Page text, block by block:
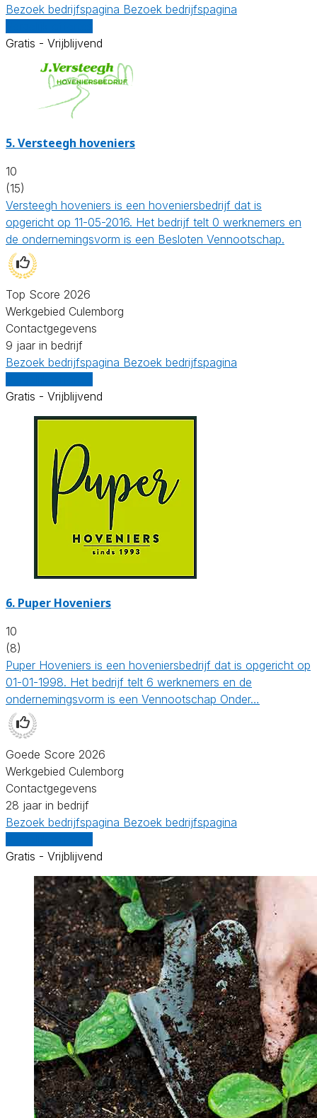
Bezoek bedrijfspagina Bezoek bedrijfspagina
Gratis - Vrijblijvend
5.Versteegh hoveniers
10
(15)
Versteegh hoveniers is een hoveniersbedrijf dat is
opgericht op 11-05-2016. Het bedrijf telt 0 werknemers en
de ondernemingsvorm is een Besloten Vennootschap.
Top Score 2026
Werkgebied Culemborg
Contactgegevens
9 jaar in bedrijf
Bezoek bedrijfspagina Bezoek bedrijfspagina
Gratis - Vrijblijvend
6. Puper Hoveniers
10
(8)
Puper Hoveniers is een hoveniersbedrijf dat is opgericht op
01-01-1998. Het bedrijf telt 6 werknemers en de
ondernemingsvorm is een Vennootschap Onder…
Goede Score 2026
Werkgebied Culemborg
Contactgegevens
28 jaar in bedrijf
Bezoek bedrijfspagina Bezoek bedrijfspagina
Gratis - Vrijblijvend